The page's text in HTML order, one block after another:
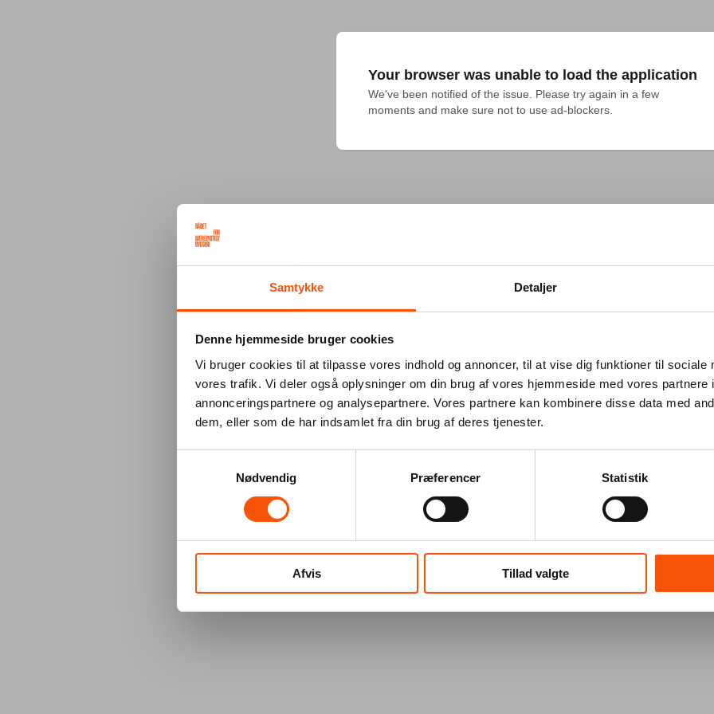
Samtykke Detaljer
Denne hjemmeside bruger cookies
Vi bruger cookies til at tilpasse vores indhold og annoncer, til at vise dig funktioner til sociale
vores trafik. Vi deler også oplysninger om din brug af vores hjemmeside med vores partnere
annonceringspartnere og analysepartnere. Vores partnere kan kombinere disse data med
dem, eller som de har indsamlet fra din brug af deres tjenester.
Nødvendig
Præferencer Statistik
Afvis Tillad valgte
Your browser was unable to load the application
We've been notified of the issue. Please try again in a few
moments and make sure not to use ad-blockers.